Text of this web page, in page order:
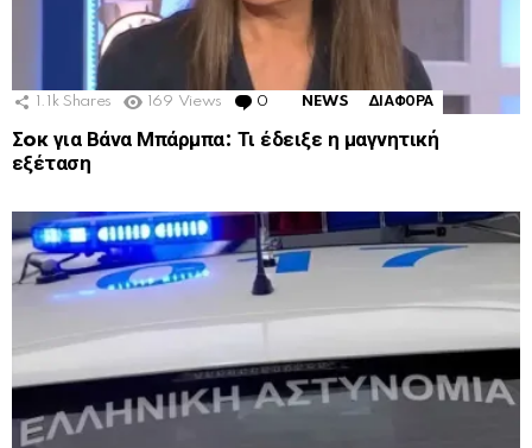
1.1k Shares 169 Views 0 Comments
NEWS ΔΙΑΦΟΡΑ
Σoκ για Βάνα Μπάρμπα: Τι έδειξε η μαγνητική
εξέταση